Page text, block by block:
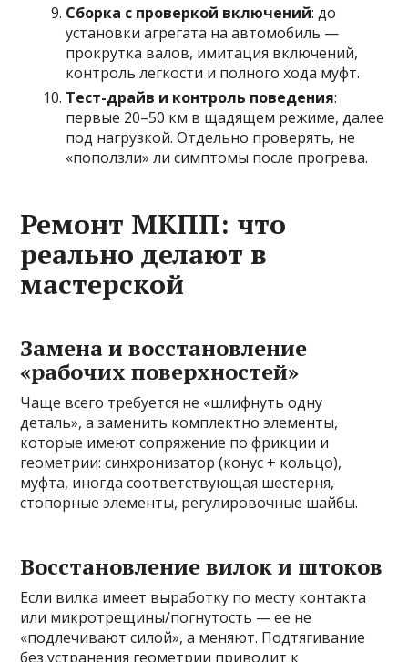
Сборка с проверкой включений: до
установки агрегата на автомобиль —
прокрутка валов, имитация включений,
контроль легкости и полного хода муфт.
Тест-драйв и контроль поведения:
первые 20–50 км в щадящем режиме, далее
под нагрузкой. Отдельно проверять, не
«поползли» ли симптомы после прогрева.
Ремонт МКПП: что
реально делают в
мастерской
Замена и восстановление
«рабочих поверхностей»
Чаще всего требуется не «шлифнуть одну
деталь», а заменить комплектно элементы,
которые имеют сопряжение по фрикции и
геометрии: синхронизатор (конус + кольцо),
муфта, иногда соответствующая шестерня,
стопорные элементы, регулировочные шайбы.
Восстановление вилок и штоков
Если вилка имеет выработку по месту контакта
или микротрещины/погнутость — ее не
«подлечивают силой», а меняют. Подтягивание
без устранения геометрии приводит к